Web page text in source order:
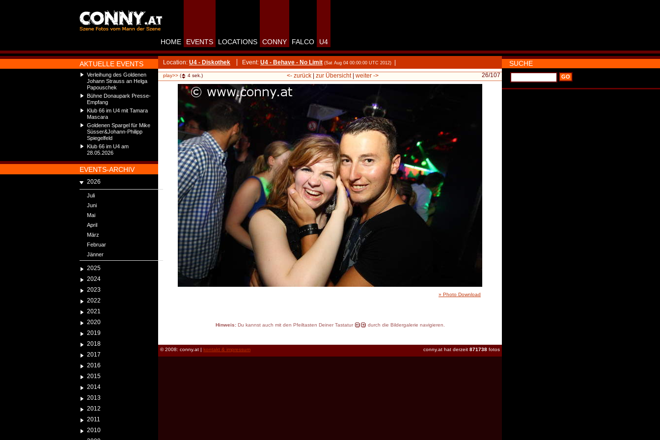
AKTUELLE EVENTS
Verleihung des Goldenen
Johann Strauss an Helga
Papouschek
Bühne Donaupark Presse-
Empfang
Klub 66 im U4 mit Tamara
Mascara
Goldenen Spargel für Mike
Süsser&Johann-Philipp
Spiegelfeld
Klub 66 im U4 am
28.05.2026
EVENTS-ARCHIV
2026
Juli
Juni
Mai
April
März
Februar
Jänner
2025
2024
2023
2022
2021
2020
2019
2018
2017
2016
2015
2014
2013
2012
2011
2010
HOME EVENTS LOCATIONS CONNY FALCO U4
Location: U4 - Diskothek Event: U4 - Behave - No Limit (Sat Aug 04 00:00:00 UTC 2012)
play>> ( 4 sek.) 26/107
<- zurück| zur Übersicht| weiter ->
» Photo Download
Hinweis:Du kannst auch mit den Pfeiltasten Deiner Tastatur durch die Bildergalerie navigieren.
conny.at hat derzeit 871738 fotos
© 2008: conny.at | kontakt & impressum
SUCHE